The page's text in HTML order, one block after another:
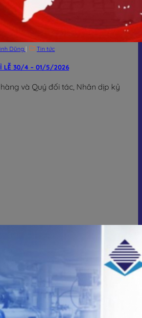
Dũng | Tin tức
LỄ 30/4 – 01/5/2026
và Quý đối tác, Nhân dịp kỷ